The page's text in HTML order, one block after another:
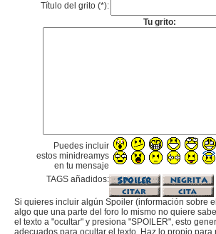
Título del grito (*):
Tu grito:
Puedes incluir
estos minidreamys
en tu mensaje
TAGS añadidos:
Si quieres incluir algún Spoiler (información sobre
algo que una parte del foro lo mismo no quiere
el texto a "ocultar" y presiona "SPOILER", esto
adecuados para ocultar el texto. Haz lo propio para